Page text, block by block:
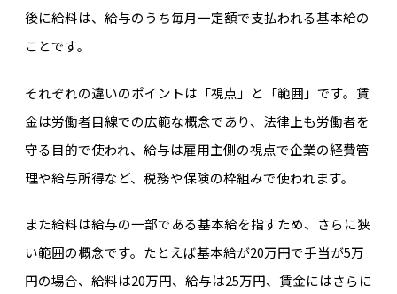
後に給料は、給与のうち毎月一定額で支払われる基本給の
ことです。
それぞれの違いのポイントは「視点」と「範囲」です。賃
金は労働者目線での広範な概念であり、法律上も労働者を
守る目的で使われ、給与は雇用主側の視点で企業の経費管
理や給与所得など、税務や保険の枠組みで使われます。
また給料は給与の一部である基本給を指すため、さらに狭
い範囲の概念です。たとえば基本給が20万円で手当が5万
円の場合、給料は20万円、給与は25万円、賃金にはさらに